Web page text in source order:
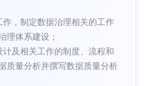
，制定数据治理相关的工作
理体系建设；
及相关工作的制度、流程和
质量分析并撰写数据质量分析